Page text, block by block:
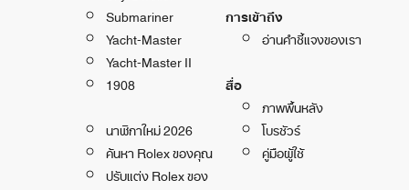
Submariner
Yacht-Master
Yacht-Master II
1908
นาฬิกาใหม่ 2026
ค้นหา Rolex ของคุณ
ปรับแต่ง Rolex ของ
การเข้าถึง
อ่านคำชี้แจงของเรา
สื่อ
ภาพพื้นหลัง
โบรชัวร์
คู่มือผู้ใช้